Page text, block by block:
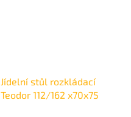
Jídelní stůl rozkládací
Teodor 112/162 x70x75